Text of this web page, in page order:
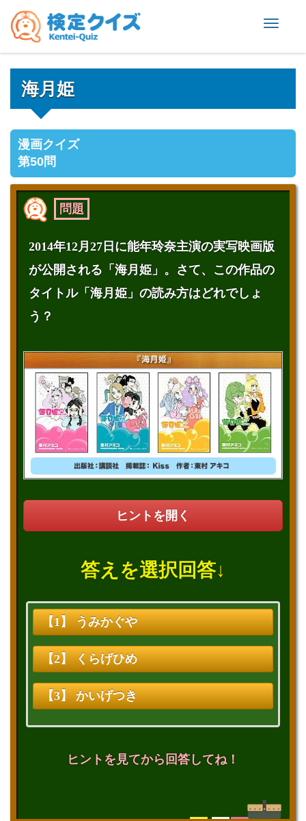
Toggle
海月姫
漫画クイズ
第50問
問題
2014年12月27日に能年玲奈主演の実写映画版
が公開される「海月姫」。さて、この作品の
タイトル「海月姫」の読み方はどれでしょ
う？
ヒントを開く
答えを選択回答↓
【1】 うみかぐや
【2】 くらげひめ
【3】 かいげつき
ヒントを見てから回答してね！